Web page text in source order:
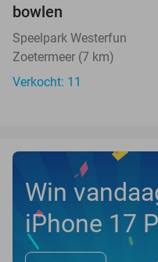
bowlen
Speelpark Westerfun
Zoetermeer (7 km)
Verkocht: 11
Win
iPhone 17